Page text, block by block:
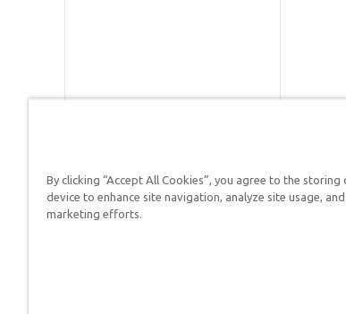
Respuestas en
defender su fe y
By clicking “Accept All Cookies”, you agree to the
device to enhance site navigation, analyze site usage,
marketing efforts.